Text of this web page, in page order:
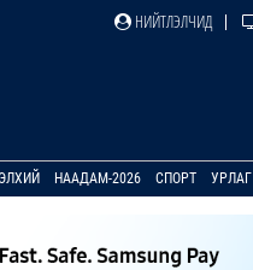
НИЙТЛЭЛЧИД
НААДАМ-2026 СПОРТ УРЛАГ